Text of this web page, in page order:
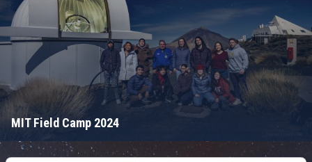
MIT Field Camp 2024